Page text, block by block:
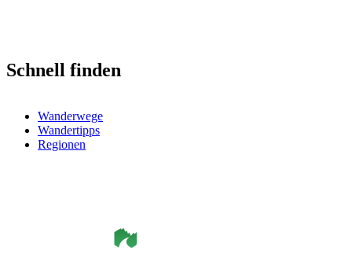
Schnell finden
Wanderwege
Wandertipps
Regionen